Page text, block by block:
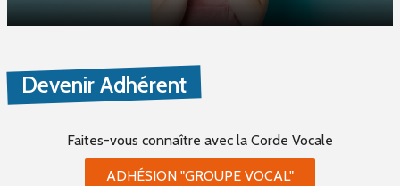
Devenir Adhérent
Faites-vous connaître avec la Corde Vocale
ADHÉSION "GROUPE VOCAL"